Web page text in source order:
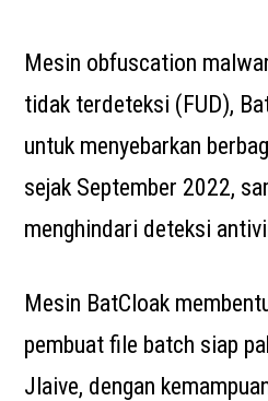
Mesin obfuscation
tidak terdeteksi (FUD),
untuk menyebarkan
sejak September 2022,
menghindari deteksi
Mesin BatCloak
pembuat file batch siap
Jlaive, dengan